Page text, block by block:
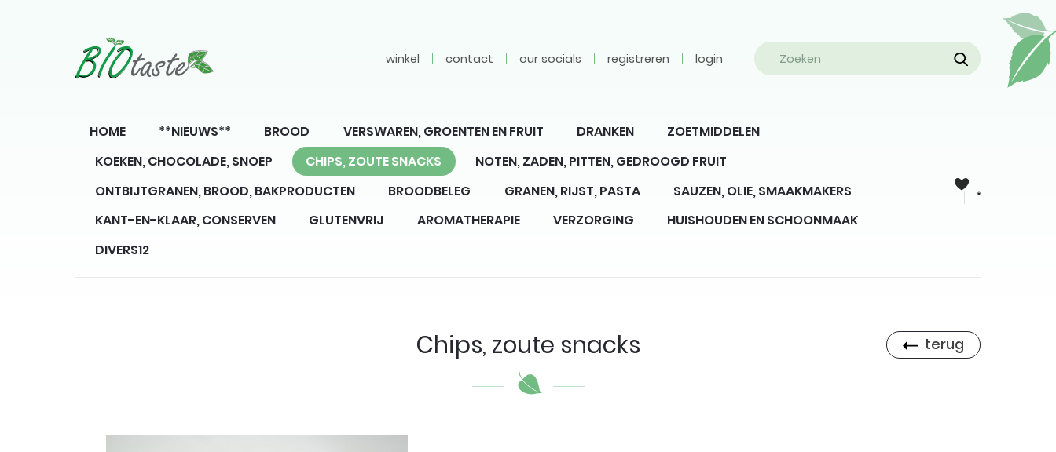
winkel contact our socials registreren login
HOME **NIEUWS** BROOD VERSWAREN, GROENTEN EN FRUIT DRANKEN
ZOETMIDDELEN
KOEKEN, CHOCOLADE, SNOEP
CHIPS, ZOUTE SNACKS
NOTEN, ZADEN, PITTEN, GEDROOGD FRUIT
ONTBIJTGRANEN, BROOD, BAKPRODUCTEN
BROODBELEG GRANEN, RIJST, PASTA
SAUZEN, OLIE, SMAAKMAKERS
KANT-EN-KLAAR, CONSERVEN
GLUTENVRIJ AROMATHERAPIE VERZORGING
HUISHOUDEN EN SCHOONMAAK
DIVERS12
Chips, zoute snacks terug